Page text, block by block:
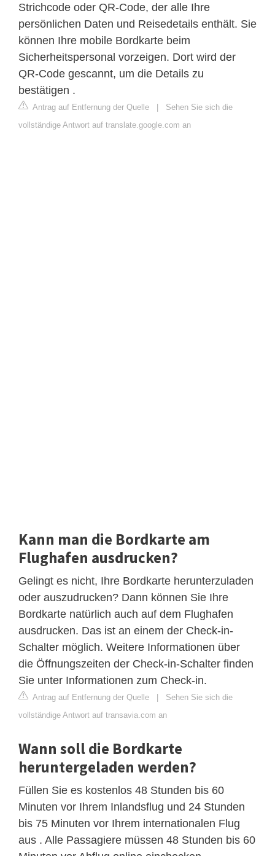
Strichcode oder QR-Code, der alle Ihre
persönlichen Daten und Reisedetails enthält. Sie
können Ihre mobile Bordkarte beim
Sicherheitspersonal vorzeigen. Dort wird der
QR-Code gescannt, um die Details zu
bestätigen .
Antrag auf Entfernung der Quelle | Sehen Sie sich die
vollständige Antwort auf translate.google.com an
Kann man die Bordkarte am
Flughafen ausdrucken?
Gelingt es nicht, Ihre Bordkarte herunterzuladen
oder auszudrucken? Dann können Sie Ihre
Bordkarte natürlich auch auf dem Flughafen
ausdrucken. Das ist an einem der Check-in-
Schalter möglich. Weitere Informationen über
die Öffnungszeiten der Check-in-Schalter finden
Sie unter Informationen zum Check-in.
Antrag auf Entfernung der Quelle | Sehen Sie sich die
vollständige Antwort auf transavia.com an
Wann soll die Bordkarte
heruntergeladen werden?
Füllen Sie es kostenlos 48 Stunden bis 60
Minuten vor Ihrem Inlandsflug und 24 Stunden
bis 75 Minuten vor Ihrem internationalen Flug
aus . Alle Passagiere müssen 48 Stunden bis 60